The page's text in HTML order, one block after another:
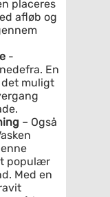
placeres
afløb og
-
En
muligt
– Også
populær
Med en